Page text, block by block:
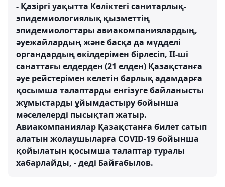
- Қазіргі уақытта Көліктегі санитарлық-
эпидемиологиялық қызметтің
эпидемиологтары авиакомпаниялардың,
әуежайлардың және басқа да мүдделі
органдардың өкілдерімен бірлесіп, ІІ-ші
санаттағы елдерден (21 елден) Қазақстанға
әуе рейстерімен келетін барлық адамдарға
қосымша талаптарды енгізуге байланысты
жұмыстарды ұйымдастыру бойынша
мәселелерді пысықтап жатыр.
Авиакомпаниялар Қазақстанға билет сатып
алатын жолаушыларға COVID-19 бойынша
қойылатын қосымша талаптар туралы
хабарлайды, - деді Байғабылов.